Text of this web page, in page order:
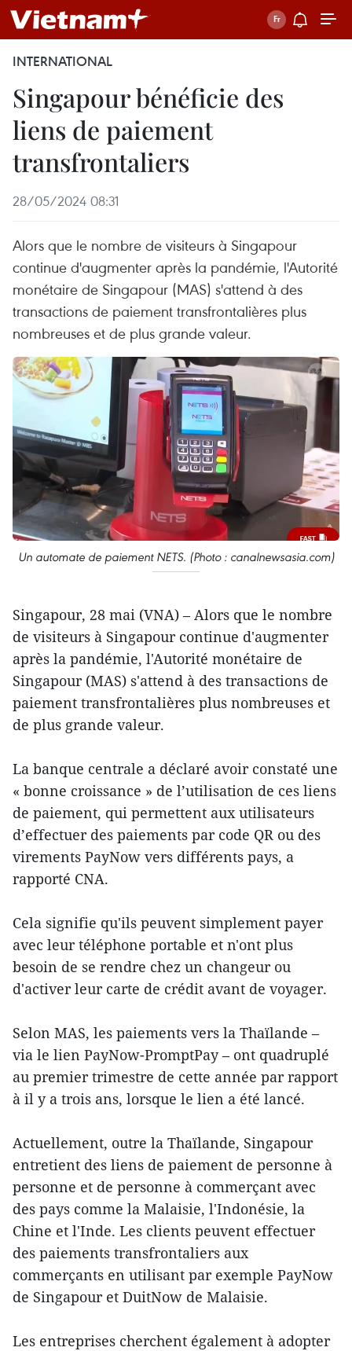
INTERNATIONAL
Singapour bénéficie des
liens de paiement
transfrontaliers
28/05/2024 08:31
Alors que le nombre de visiteurs à Singapour
continue d'augmenter après la pandémie, l'Autorité
monétaire de Singapour (MAS) s'attend à des
transactions de paiement transfrontalières plus
nombreuses et de plus grande valeur.
Un automate de paiement NETS. (Photo : canalnewsasia.com)
Singapour, 28 mai (VNA) – Alors que le nombre
de visiteurs à Singapour continue d'augmenter
après la pandémie, l'Autorité monétaire de
Singapour (MAS) s'attend à des transactions de
paiement transfrontalières plus nombreuses et
de plus grande valeur.
La banque centrale a déclaré avoir constaté une
« bonne croissance » de l’utilisation de ces liens
de paiement, qui permettent aux utilisateurs
d’effectuer des paiements par code QR ou des
virements PayNow vers différents pays, a
rapporté CNA.
Cela signifie qu'ils peuvent simplement payer
avec leur téléphone portable et n'ont plus
besoin de se rendre chez un changeur ou
d'activer leur carte de crédit avant de voyager.
Selon MAS, les paiements vers la Thaïlande –
via le lien PayNow-PromptPay – ont quadruplé
au premier trimestre de cette année par rapport
à il y a trois ans, lorsque le lien a été lancé.
Actuellement, outre la Thaïlande, Singapour
entretient des liens de paiement de personne à
personne et de personne à commerçant avec
des pays comme la Malaisie, l'Indonésie, la
Chine et l'Inde. Les clients peuvent effectuer
des paiements transfrontaliers aux
commerçants en utilisant par exemple PayNow
de Singapour et DuitNow de Malaisie.
Les entreprises cherchent également à adopter